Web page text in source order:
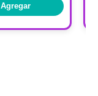
Agregar